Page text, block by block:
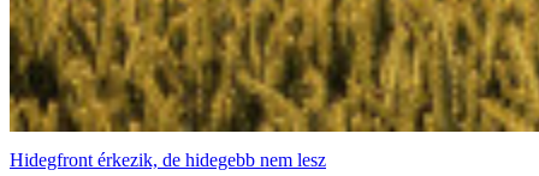
Hidegfront érkezik, de hidegebb nem lesz